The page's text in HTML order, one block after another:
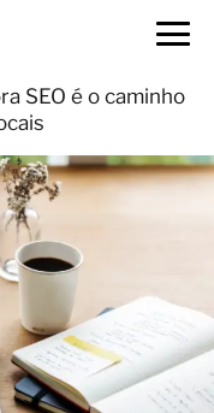
SEO é o caminho